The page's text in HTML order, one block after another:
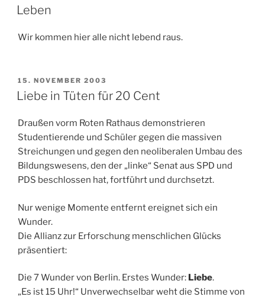
AM
Leben
Wir kommen hier alle nicht lebend raus.
VERÖFFENTLICHT
AM
15. NOVEMBER 2003
Liebe in Tüten für 20 Cent
Draußen vorm Roten Rathaus demonstrieren
Studentierende und Schüler gegen die massiven
Streichungen und gegen den neoliberalen Umbau des
Bildungswesens, den der „linke“ Senat aus SPD und
PDS beschlossen hat, fortführt und durchsetzt.
Nur wenige Momente entfernt ereignet sich ein
Wunder.
Die Allianz zur Erforschung menschlichen Glücks
präsentiert:
Die 7 Wunder von Berlin. Erstes Wunder: Liebe.
„Es ist 15 Uhr!“ Unverwechselbar weht die Stimme von